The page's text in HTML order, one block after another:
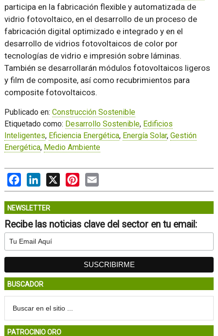
participa en la fabricación flexible y automatizada de
vidrio fotovoltaico, en el desarrollo de un proceso de
fabricación digital optimizado e integrado y en el
desarrollo de vidrios fotovoltaicos de color por
tecnologías de vidrio e impresión sobre láminas.
También se desarrollarán módulos fotovoltaicos ligeros
y film de composite, así como recubrimientos para
composite fotovoltaicos.
Publicado en: Construcción Sostenible
Etiquetado como: Desarrollo Sostenible, Edificios
Inteligentes, Eficiencia Energética, Energía Solar, Gestión
Energética, Medio Ambiente
FacebookLinkedIn
X PinterestEmail
NEWSLETTER
Recibe las noticias clave del sector en tu email:
BUSCADOR
PATROCINIO ORO